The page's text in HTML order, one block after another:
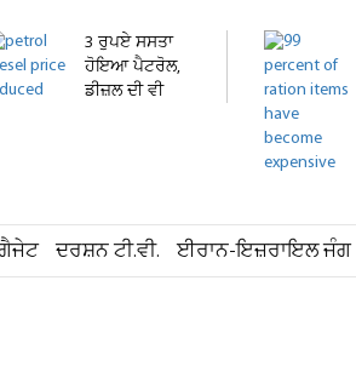
3 ਰੁਪਏ ਸਸਤਾ
ਹੋਇਆ ਪੈਟਰੋਲ,
ਡੀਜ਼ਲ ਦੀ ਵੀ
ਦਰਸ਼ਨ ਟੀ.ਵੀ. ਈਰਾਨ-ਇਜ਼ਰਾਇਲ ਜੰਗ